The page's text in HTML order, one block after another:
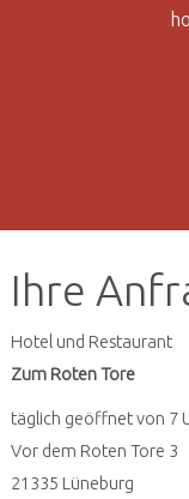
Ihre
Hotel und Restaurant
Zum Roten Tore
täglich geöffnet von 7
Vor dem Roten Tore 3
21335 Lüneburg